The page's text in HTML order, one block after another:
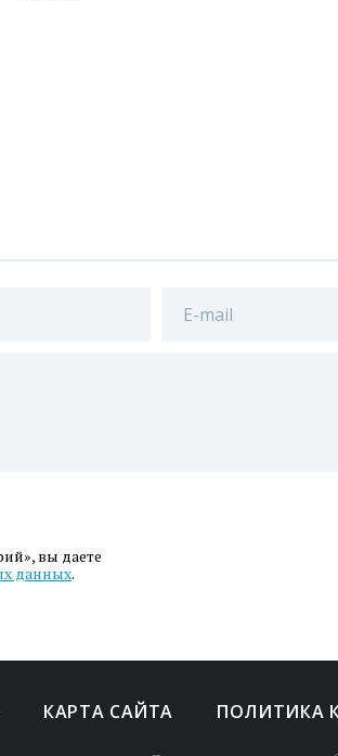
вы даете
данных.
КАРТА САЙТА ПОЛИТИКА